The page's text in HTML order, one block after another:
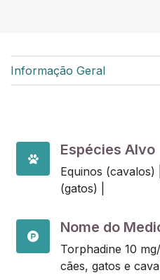
Informação Geral
Espécies Alvo
Equinos (cavalos) |
(gatos) |
Nome do
Torphadine 10
cães, gatos e